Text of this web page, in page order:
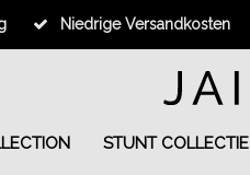
Niedrige Versandkosten
STUNT COLLECTIE